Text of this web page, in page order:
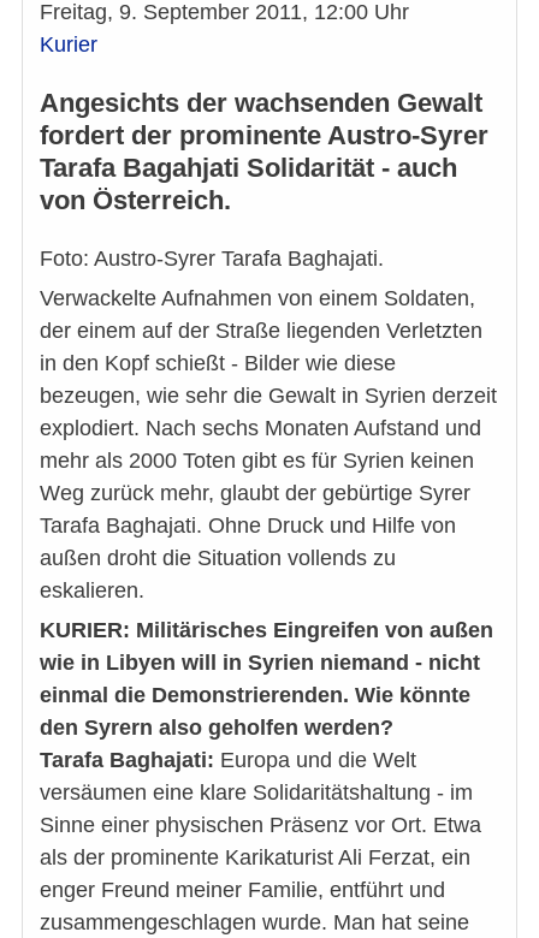
Freitag, 9. September 2011, 12:00 Uhr
Kurier
Angesichts der wachsenden Gewalt
fordert der prominente Austro-Syrer
Tarafa Bagahjati Solidarität - auch
von Österreich.
Foto: Austro-Syrer Tarafa Baghajati.
Verwackelte Aufnahmen von einem Soldaten,
der einem auf der Straße liegenden Verletzten
in den Kopf schießt - Bilder wie diese
bezeugen, wie sehr die Gewalt in Syrien derzeit
explodiert. Nach sechs Monaten Aufstand und
mehr als 2000 Toten gibt es für Syrien keinen
Weg zurück mehr, glaubt der gebürtige Syrer
Tarafa Baghajati. Ohne Druck und Hilfe von
außen droht die Situation vollends zu
eskalieren.
KURIER: Militärisches Eingreifen von außen
wie in Libyen will in Syrien niemand - nicht
einmal die Demonstrierenden. Wie könnte
den Syrern also geholfen werden?
Tarafa Baghajati: Europa und die Welt
versäumen eine klare Solidaritätshaltung - im
Sinne einer physischen Präsenz vor Ort. Etwa
als der prominente Karikaturist Ali Ferzat, ein
enger Freund meiner Familie, entführt und
zusammengeschlagen wurde. Man hat seine